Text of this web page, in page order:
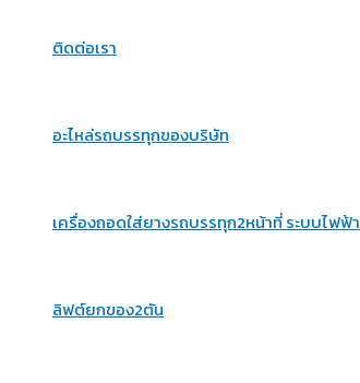
ติดต่อเรา
อะไหล่รถบรรทุกของบริษัท
เครื่องถอดใส่ยางรถบรรทุก2หน้าที่ ระบบไฟฟ้า
ลิฟต์ยกของ2ตัน